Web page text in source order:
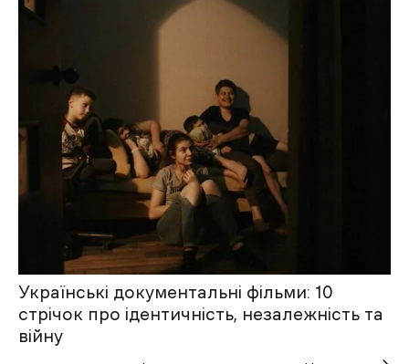
Українські документальні фільми: 10
стрічок про ідентичність, незалежність та
війну